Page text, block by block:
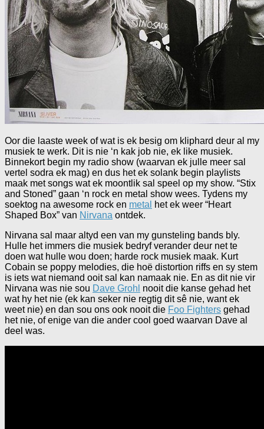
Oor die laaste week of wat is ek besig om kliphard deur al my
musiek te werk. Dit is nie ‘n kak job nie, ek like musiek.
Binnekort begin my radio show (waarvan ek julle meer sal
vertel sodra ek mag) en dus het ek solank begin playlists
maak met songs wat ek moontlik sal speel op my show. “Stix
and Stoned” gaan ‘n rock en metal show wees. Tydens my
soektog na awesome rock en metal
het ek weer “Heart
Shaped Box” van Nirvana ontdek.
Nirvana sal maar altyd een van my gunsteling bands bly.
Hulle het immers die musiek bedryf verander deur net te
doen wat hulle wou doen; harde rock musiek maak. Kurt
Cobain se poppy melodies, die hoë distortion riffs en sy stem
is iets wat niemand ooit sal kan namaak nie. En as dit nie vir
Nirvana was nie sou Dave Grohl nooit die kanse gehad het
wat hy het nie (ek kan seker nie regtig dit sê nie, want ek
weet nie) en dan sou ons ook nooit die Foo Fighters gehad
het nie, of enige van die ander cool goed waarvan Dave al
deel was.